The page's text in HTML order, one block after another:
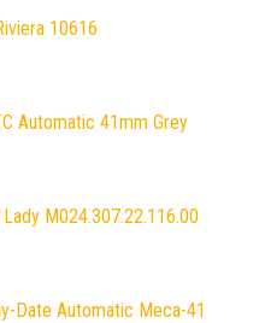
10616
Automatic 41mm Grey
M024.307.22.116.00
Date Automatic Meca-41